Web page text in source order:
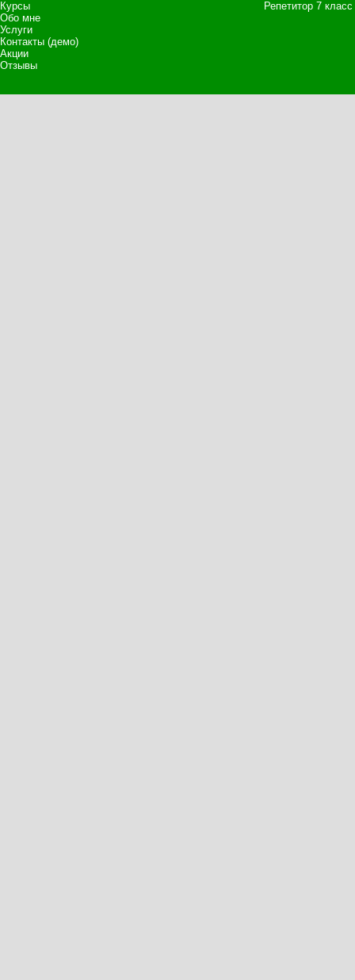
Курсы
Обо мне
Услуги
Контакты (демо)
Акции
Отзывы
Репетитор 7 класс